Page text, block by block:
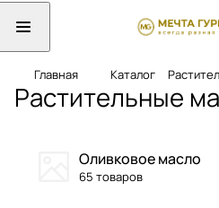
Главная Каталог
Растительные
Оливковое масло
65 товаров